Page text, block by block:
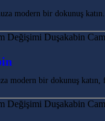
modern bir dokunuş
modern bir dokunuş